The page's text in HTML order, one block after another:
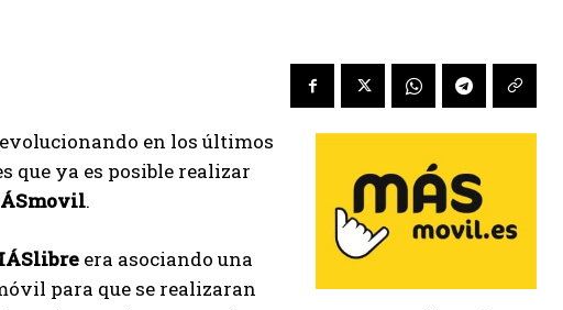
en los últimos
que ya es posible realizar
.
era asociando una
para que se realizaran